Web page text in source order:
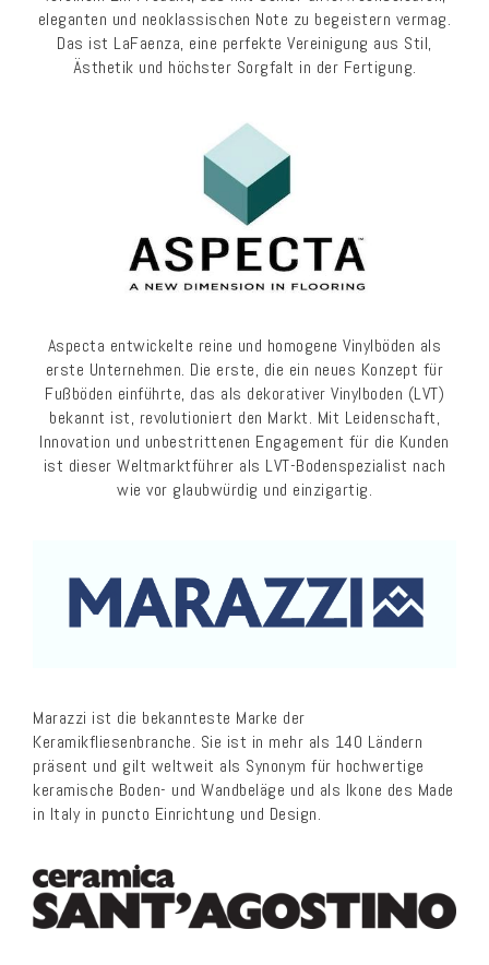
eleganten und neoklassischen Note zu begeistern vermag.
Das ist LaFaenza, eine perfekte Vereinigung aus Stil,
Ästhetik und höchster Sorgfalt in der Fertigung.
Aspecta entwickelte reine und homogene Vinylböden als
erste Unternehmen. Die erste, die ein neues Konzept für
Fußböden einführte, das als dekorativer Vinylboden (LVT)
bekannt ist, revolutioniert den Markt. Mit Leidenschaft,
Innovation und unbestrittenen Engagement für die Kunden
ist dieser Weltmarktführer als LVT-Bodenspezialist nach
wie vor glaubwürdig und einzigartig.
Marazzi ist die bekannteste Marke der
Keramikfliesenbranche. Sie ist in mehr als 140 Ländern
präsent und gilt weltweit als Synonym für hochwertige
keramische Boden- und Wandbeläge und als Ikone des Made
in Italy in puncto Einrichtung und Design.